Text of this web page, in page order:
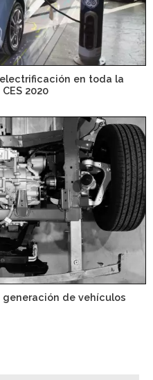
en toda la
2020
de vehículos